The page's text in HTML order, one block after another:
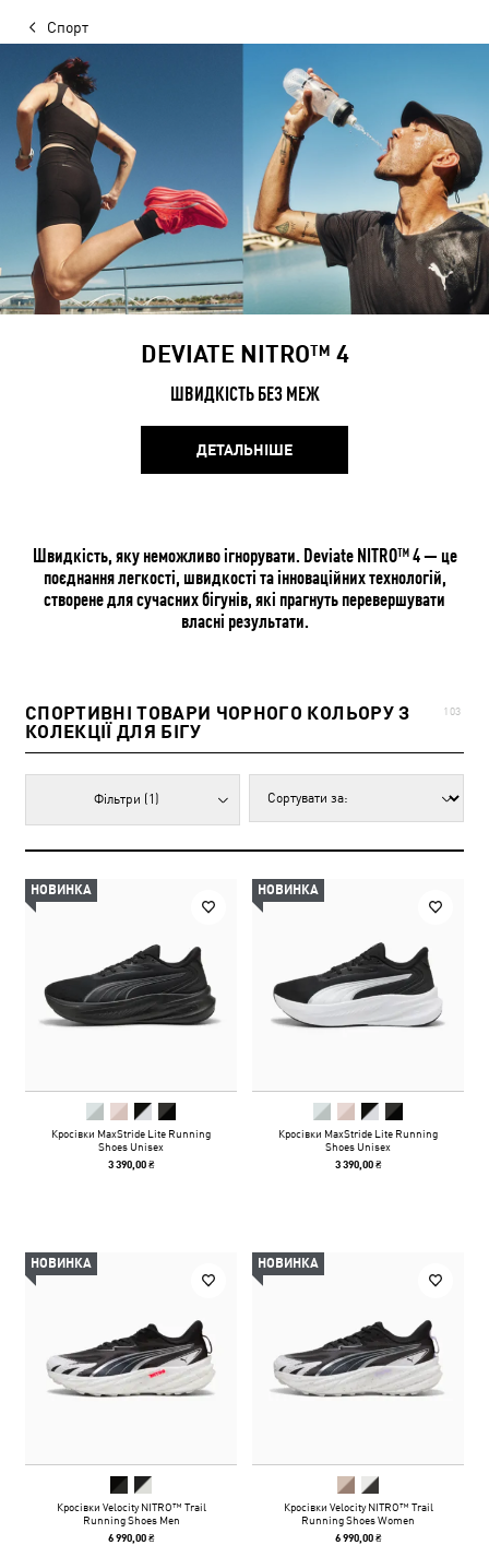
Спорт
DEVIATE NITRO™ 4
ШВИДКІСТЬ БЕЗ МЕЖ
ДЕТАЛЬНІШЕ
Швидкість, яку неможливо ігнорувати. Deviate NITRO™ 4 — це
поєднання легкості, швидкості та інноваційних технологій,
створене для сучасних бігунів, які прагнуть перевершувати
власні результати.
СПОРТИВНІ ТОВАРИ ЧОРНОГО КОЛЬОРУ З
КОЛЕКЦІЇ ДЛЯ БІГУ
103
Фільтри (1)
НОВИНКА
Кросівки MaxStride Lite Running
Shoes Unisex
3 390,00 ₴
НОВИНКА
Кросівки MaxStride Lite Running
Shoes Unisex
3 390,00 ₴
НОВИНКА
Кросівки Velocity NITRO™ Trail
Running Shoes Men
6 990,00 ₴
НОВИНКА
Кросівки Velocity NITRO™ Trail
Running Shoes Women
6 990,00 ₴